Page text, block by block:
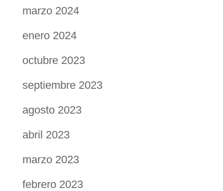
marzo 2024
enero 2024
octubre 2023
septiembre 2023
agosto 2023
abril 2023
marzo 2023
febrero 2023